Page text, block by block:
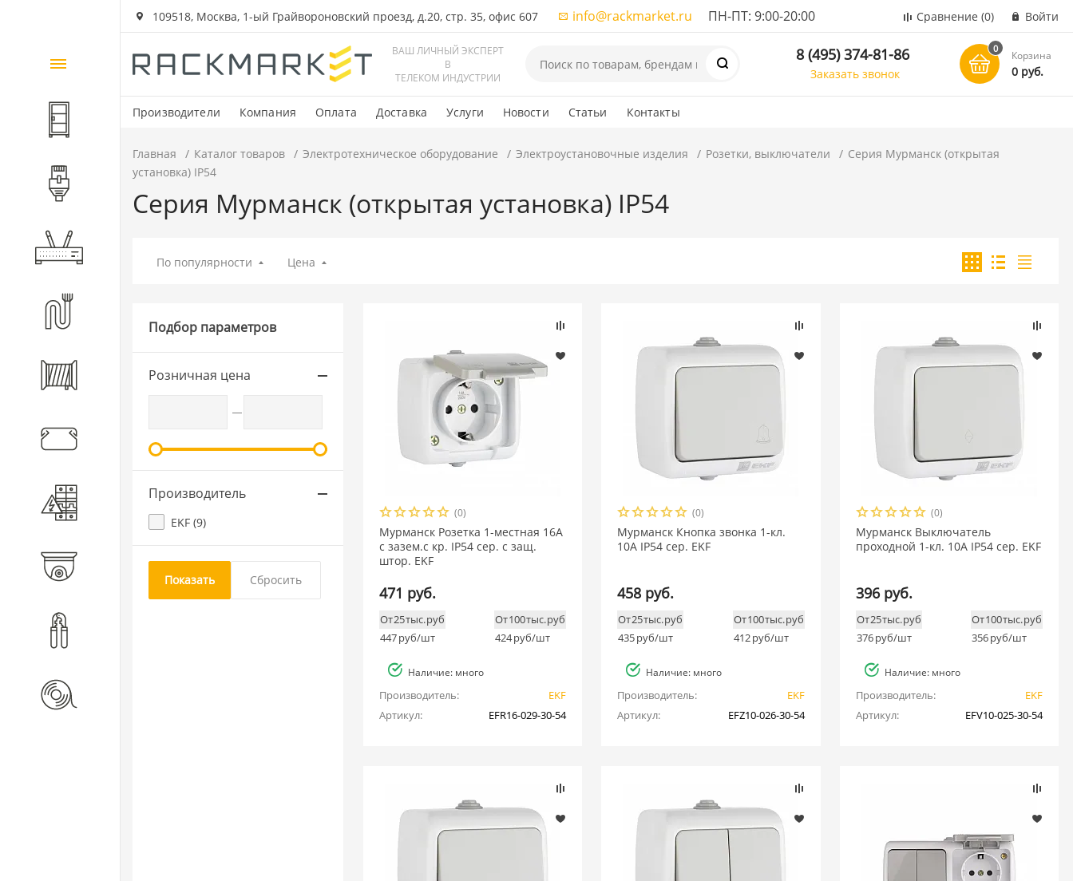
109518, Москва, 1-ый Грайвороновский проезд, д.20, стр. 35, офис 607 info@rackmarket.ru ПН-ПТ: 9:00-20:00 Сравнение (0) Войти
ВАШ ЛИЧНЫЙ ЭКСПЕРТ
В
ТЕЛЕКОМ ИНДУСТРИИ
8 (495) 374-81-86
Заказать звонок
0
Корзина
0 руб.
Производители Компания Оплата Доставка Услуги Новости Статьи Контакты
Каталог
товаров
Шкафы и стойки
Компоненты СКС
компоненты
Кабеленесущие системы
Электротехническое
оборудование
Видеонаблюдение
Главная Каталог товаров Электротехническое оборудование Электроустановочные изделия Розетки, выключатели
Серия Мурманск (открытая
установка) IP54
Серия Мурманск (открытая установка) IP54
По популярности Цена
Подбор параметров
Розничная цена
Производитель
EKF (9)
(0)
Мурманск Розетка 1-местная 16А
с зазем.с кр. IP54 сер. с защ.
штор. EKF
471 руб.
От 25 тыс. руб
447руб/шт
От 100 тыс. руб
424руб/шт
Наличие: много
Производитель:
EKF
Артикул:
EFR16-029-30-54
(0)
Мурманск Кнопка звонка 1-кл.
10А IP54 сер. EKF
458 руб.
От 25 тыс. руб
435руб/шт
От 100 тыс. руб
412руб/шт
Наличие: много
Производитель:
EKF
Артикул:
EFZ10-026-30-54
(0)
Мурманск Выключатель
проходной 1-кл. 10А IP54 сер. EKF
396 руб.
От 25 тыс. руб
376руб/шт
От 100 тыс. руб
356руб/шт
Наличие: много
Производитель:
EKF
Артикул:
EFV10-025-30-54